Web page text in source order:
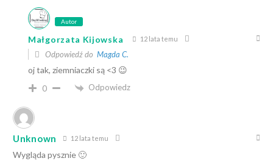
Autor
Małgorzata Kijowska 12 lata temu
Odpowiedź do Magda C.
oj tak, ziemniaczki są <3 😉
0 Odpowiedz
Unknown 12 lata temu
Wygląda pysznie 🙂